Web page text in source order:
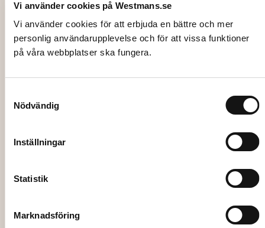
Vi använder cookies på Westmans.se
Vi använder cookies för att erbjuda en bättre och mer
personlig användarupplevelse och för att vissa funktioner
på våra webbplatser ska fungera.
Nödvändig
Inställningar
Statistik
Marknadsföring
104,00kr
Add to cart